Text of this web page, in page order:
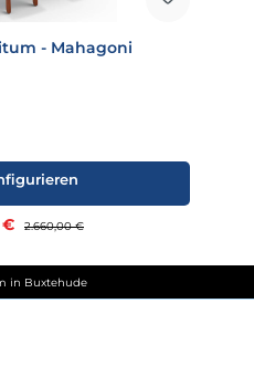
- Mahagoni
€ Regulärer Preis:
2.660,00 €
in Buxtehude